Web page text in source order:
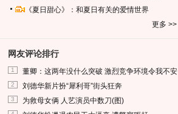
《夏日甜心》：和夏日有关的爱情世界
更多 >>
网友评论排行
1 董卿：这两年没什么突破 激烈竞争环境令我不安
2 刘德华新片扮“犀利哥”街头狂奔
3 为救母女俩 人艺演员中数刀(图)